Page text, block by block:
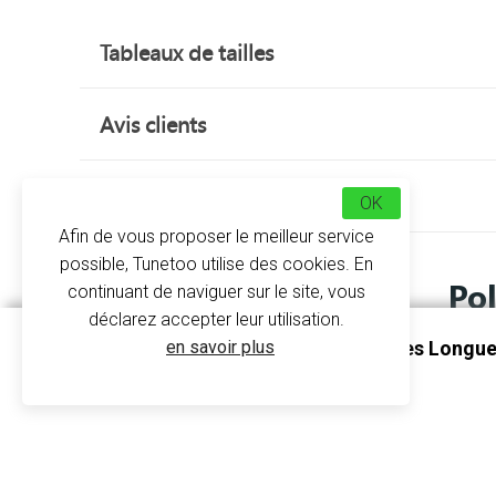
Tableaux de tailles
Avis clients
Lors de vos entraînements de rugby ou pour
Polo Rugby Homme Manches
Afin de vous proposer le meilleur service
possible, Tunetoo utilise des cookies. En
continuant de naviguer sur le site, vous
déclarez accepter leur utilisation.
en savoir plus
OK